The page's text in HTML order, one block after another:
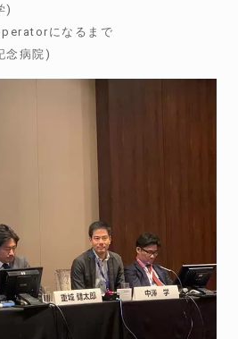
)
になるまで
念病院)